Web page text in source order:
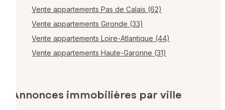
Vente appartements Pas de Calais (62)
Vente appartements Gironde (33)
Vente appartements Loire-Atlantique (44)
Vente appartements Haute-Garonne (31)
Annonces immobilières par ville